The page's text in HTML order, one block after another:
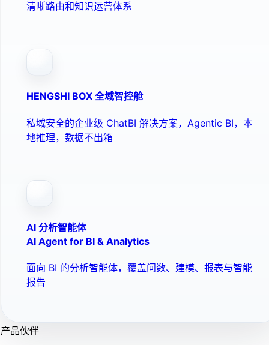
清晰路由和知识运营体系
HENGSHI BOX 全域智控舱
私域安全的企业级 ChatBI 解决方案，Agentic BI，本
地推理，数据不出箱
AI 分析智能体
AI Agent for BI & Analytics
面向 BI 的分析智能体，覆盖问数、建模、报表与智能
报告
产品伙伴